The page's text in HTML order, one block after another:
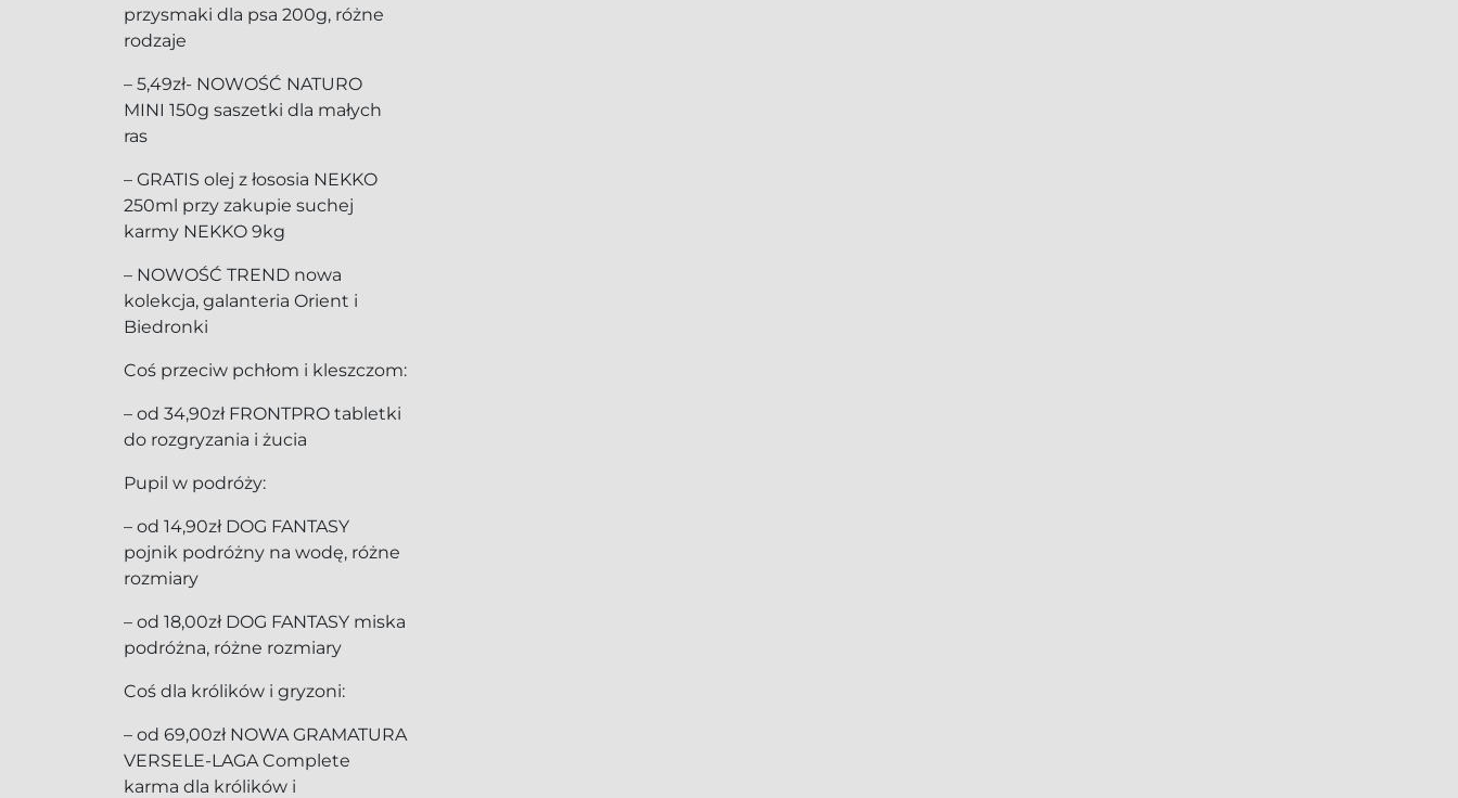
przysmaki dla psa 200g, różne
rodzaje
– 5,49zł- NOWOŚĆ NATURO
MINI 150g saszetki dla małych
ras
– GRATIS olej z łososia NEKKO
250ml przy zakupie suchej
karmy NEKKO 9kg
– NOWOŚĆ TREND nowa
kolekcja, galanteria Orient i
Biedronki
Coś przeciw pchłom i kleszczom:
– od 34,90zł FRONTPRO tabletki
do rozgryzania i żucia
Pupil w podróży:
– od 14,90zł DOG FANTASY
pojnik podróżny na wodę, różne
rozmiary
– od 18,00zł DOG FANTASY miska
podróżna, różne rozmiary
Coś dla królików i gryzoni:
– od 69,00zł NOWA GRAMATURA
VERSELE-LAGA Complete
karma dla królików i